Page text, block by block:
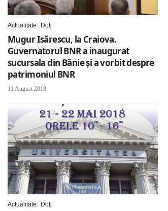
Actualitate Dolj
Mugur Isărescu, la Craiova.
Guvernatorul BNR a inaugurat
sucursala din Bănie și a vorbit despre
patrimoniul BNR
11 August 2018
Actualitate Dolj